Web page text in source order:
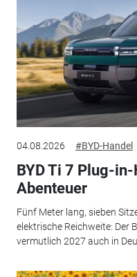
04.08.2026 #BYD-Handel
BYD Ti 7 Plug-
Abenteuer
Fünf Meter lang, sieben
elektrische Reichweite: Der
vermutlich 2027 auch in